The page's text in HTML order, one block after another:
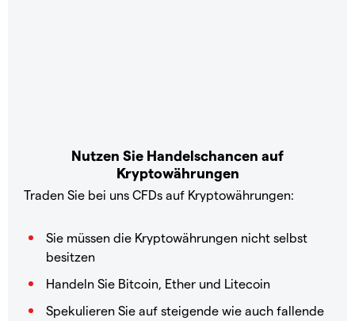
Nutzen Sie Handelschancen auf
Kryptowährungen
Traden Sie bei uns CFDs auf Kryptowährungen:
Sie müssen die Kryptowährungen nicht selbst
besitzen
Handeln Sie Bitcoin, Ether und Litecoin
Spekulieren Sie auf steigende wie auch fallende